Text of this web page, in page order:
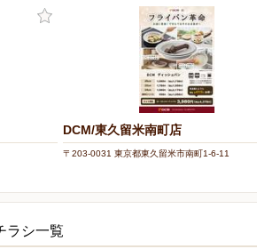
DCM/東久留米南町店
〒203-0031 東京都東久留米市南町1-6-11
ラシ一覧